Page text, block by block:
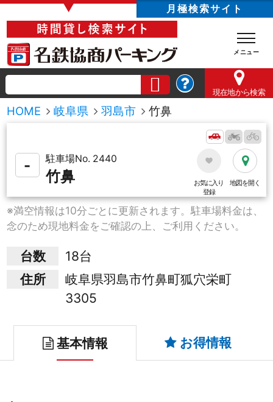
▼ 月極検索サイト
現在地から検索
HOME 岐阜県 羽島市 竹鼻
- 駐車場No. 2440
竹鼻
お気に入り
登録
地図を開く
※満空情報は10分ごとに更新されます。駐車場料金は、
念のため現地料金をご確認の上、ご利用ください。
台数
18台
住所
岐阜県羽島市竹鼻町狐穴栄町
3305
基本情報 お得情報